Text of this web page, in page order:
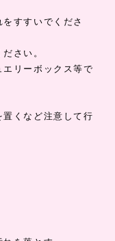
すすいでくださ
さい。
エリーボックス等で
くなど注意して行